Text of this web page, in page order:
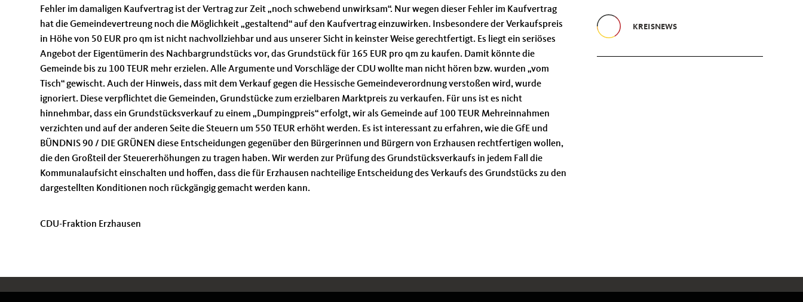
Fehler im damaligen Kaufvertrag ist der Vertrag zur Zeit „noch schwebend unwirksam“. Nur wegen dieser Fehler im Kaufvertrag
hat die Gemeindevertreung noch die Möglichkeit „gestaltend“ auf den Kaufvertrag einzuwirken. Insbesondere der Verkaufspreis
in Höhe von 50 EUR pro qm ist nicht nachvollziehbar und aus unserer Sicht in keinster Weise gerechtfertigt. Es liegt ein seriöses
Angebot der Eigentümerin des Nachbargrundstücks vor, das Grundstück für 165 EUR pro qm zu kaufen. Damit könnte die
Gemeinde bis zu 100 TEUR mehr erzielen. Alle Argumente und Vorschläge der CDU wollte man nicht hören bzw. wurden „vom
Tisch“ gewischt. Auch der Hinweis, dass mit dem Verkauf gegen die Hessische Gemeindeverordnung verstoßen wird, wurde
ignoriert. Diese verpflichtet die Gemeinden, Grundstücke zum erzielbaren Marktpreis zu verkaufen. Für uns ist es nicht
hinnehmbar, dass ein Grundstücksverkauf zu einem „Dumpingpreis“ erfolgt, wir als Gemeinde auf 100 TEUR Mehreinnahmen
verzichten und auf der anderen Seite die Steuern um 550 TEUR erhöht werden. Es ist interessant zu erfahren, wie die GfE und
BÜNDNIS 90 / DIE GRÜNEN diese Entscheidungen gegenüber den Bürgerinnen und Bürgern von Erzhausen rechtfertigen wollen,
die den Großteil der Steuererhöhungen zu tragen haben. Wir werden zur Prüfung des Grundstücksverkaufs in jedem Fall die
Kommunalaufsicht einschalten und hoffen, dass die für Erzhausen nachteilige Entscheidung des Verkaufs des Grundstücks zu den
dargestellten Konditionen noch rückgängig gemacht werden kann.
CDU-Fraktion Erzhausen
KREISNEWS